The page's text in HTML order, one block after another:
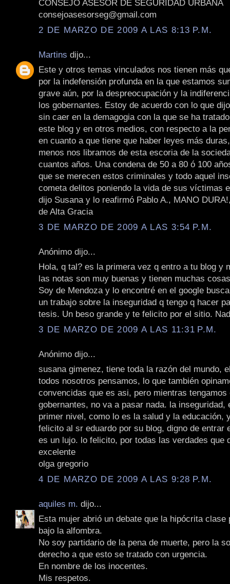
CONSEJO ASESOR DE SEGURIDAD URBANA
consejoasesorseg@gmail.com
2 DE MARZO DE 2009 A LAS 8:13 P.M.
Martins dijo...
Este y otros temas vinculados nos tienen más
por la indefensión profunda en la que estamos
grave aún, por la despreocupación y la
los gobernantes. Estoy de acuerdo con lo que
sin caer en la demagogia con la que se ha
este blog y en otros medios, con respecto a la
en cuanto a que tiene que haber leyes más
menos nos libramos de esta escoria de la
cuantos años. Una condena de 50 a 80 ó 100
que se merecen estos criminales y todo aquel
cometa delitos poniendo la vida de sus víctimas
dijo Susana y lo reafirmó Pablo A., MANO
de Alta Gracia
3 DE MARZO DE 2009 A LAS 3:54 P.M.
Anónimo dijo...
Hola, q tal? es la primera vez q entro a tu blog y
las notas son muy buenas y tienen muchas
Soy de Mendoza y lo encontré en el google
un trabajo sobre la inseguridad q tengo q hacer
tesis. Un beso grande y te felicito por el sitio.
3 DE MARZO DE 2009 A LAS 11:31 P.M.
Anónimo dijo...
susana gimenez, tiene toda la razón del mundo,
todos nosotros pensamos, lo que también
convencidas que es asi, pero mientras
gobernantes, no va a pasar nada. la inseguridad,
primer nivel, como lo es la salud y la educación,
felicito al sr eduardo por su blog, digno de entrar
es un lujo. lo felicito, por todas las verdades que
excelente
olga gregorio
4 DE MARZO DE 2009 A LAS 9:28 P.M.
aquiles m. dijo...
Esta mujer abrió un debate que la hipócrita clase
bajo la alfombra.
No soy partidario de la pena de muerte, pero la
derecho a que esto se tratado con urgencia.
En nombre de los inocentes.
Mis respetos.